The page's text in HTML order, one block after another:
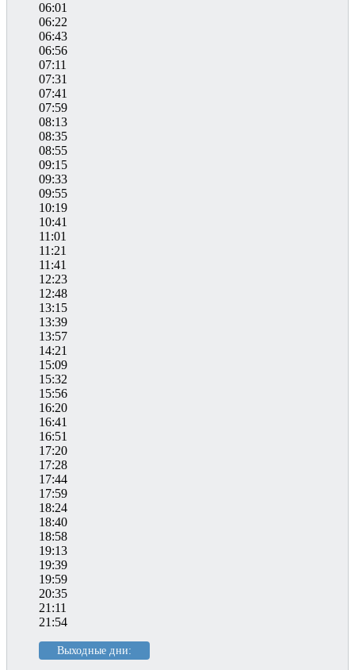
06:01
06:22
06:43
06:56
07:11
07:31
07:41
07:59
08:13
08:35
08:55
09:15
09:33
09:55
10:19
10:41
11:01
11:21
11:41
12:23
12:48
13:15
13:39
13:57
14:21
15:09
15:32
15:56
16:20
16:41
16:51
17:20
17:28
17:44
17:59
18:24
18:40
18:58
19:13
19:39
19:59
20:35
21:11
21:54
Выходные дни: